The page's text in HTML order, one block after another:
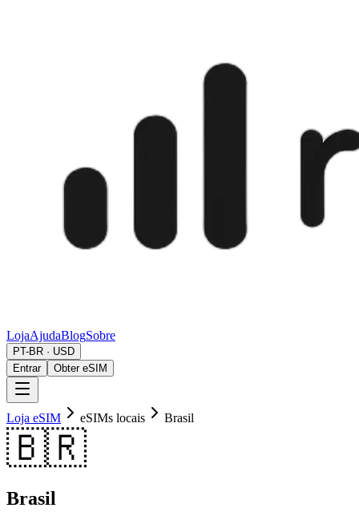
LojaAjudaBlogSobre
PT-BR · USD
Entrar
Obter eSIM
Loja eSIM eSIMs locais Brasil
🇧🇷
Brasil